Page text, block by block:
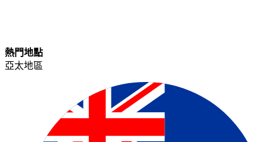
熱門地點​​
亞太地區​​